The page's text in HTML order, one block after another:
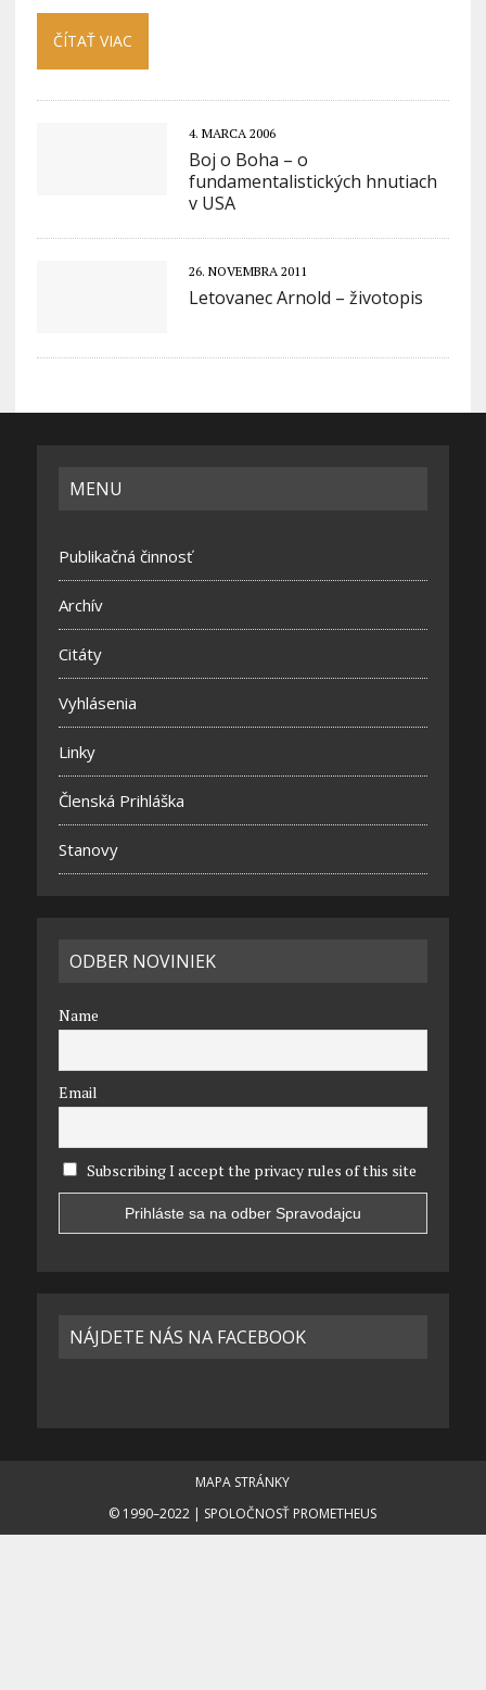
ČÍTAŤ VIAC
4. MARCA 2006
Boj o Boha – o
fundamentalistických hnutiach
v USA
26. NOVEMBRA 2011
Letovanec Arnold – životopis
MENU
Publikačná činnosť
Archív
Citáty
Vyhlásenia
Linky
Členská Prihláška
Stanovy
ODBER NOVINIEK
Name
Email
Subscribing I accept the privacy rules of this site
NÁJDETE NÁS NA FACEBOOK
MAPA STRÁNKY
© 1990–2022 | SPOLOČNOSŤ PROMETHEUS